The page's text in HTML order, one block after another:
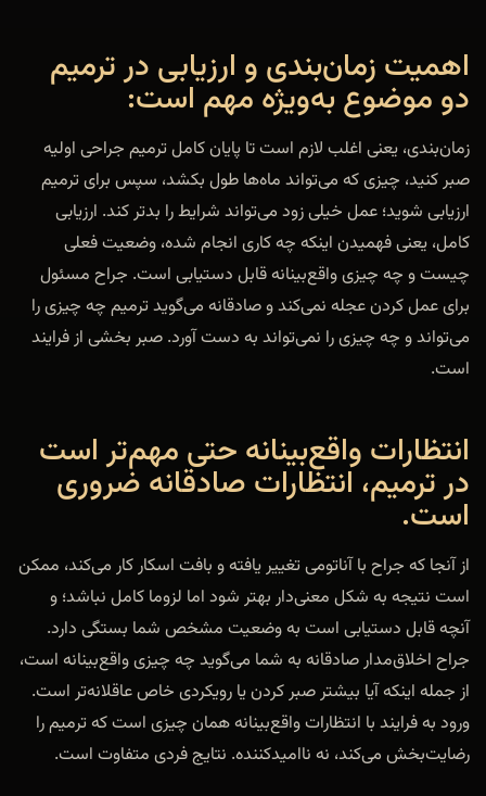
اهمیت زمان‌بندی و ارزیابی در ترمیم
دو موضوع به‌ویژه مهم است:
زمان‌بندی، یعنی اغلب لازم است تا پایان کامل ترمیم جراحی اولیه
صبر کنید، چیزی که می‌تواند ماه‌ها طول بکشد، سپس برای ترمیم
ارزیابی شوید؛ عمل خیلی زود می‌تواند شرایط را بدتر کند. ارزیابی
کامل، یعنی فهمیدن اینکه چه کاری انجام شده، وضعیت فعلی
چیست و چه چیزی واقع‌بینانه قابل دستیابی است. جراح مسئول
برای عمل کردن عجله نمی‌کند و صادقانه می‌گوید ترمیم چه چیزی را
می‌تواند و چه چیزی را نمی‌تواند به دست آورد. صبر بخشی از فرایند
است.
انتظارات واقع‌بینانه حتی مهم‌تر است
در ترمیم، انتظارات صادقانه ضروری
است.
از آنجا که جراح با آناتومی تغییر یافته و بافت اسکار کار می‌کند، ممکن
است نتیجه به شکل معنی‌دار بهتر شود اما لزوما کامل نباشد؛ و
آنچه قابل دستیابی است به وضعیت مشخص شما بستگی دارد.
جراح اخلاق‌مدار صادقانه به شما می‌گوید چه چیزی واقع‌بینانه است،
از جمله اینکه آیا بیشتر صبر کردن یا رویکردی خاص عاقلانه‌تر است.
ورود به فرایند با انتظارات واقع‌بینانه همان چیزی است که ترمیم را
رضایت‌بخش می‌کند، نه ناامیدکننده. نتایج فردی متفاوت است.